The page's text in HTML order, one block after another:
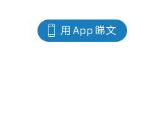
用 App 睇文